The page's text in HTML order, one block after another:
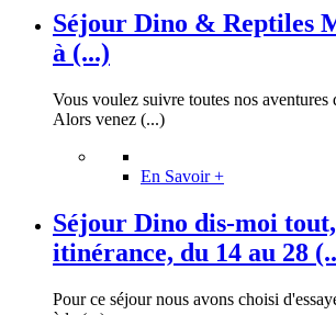
Séjour Dino & Reptiles
à (...)
Vous voulez suivre toutes nos aventures
Alors venez (...)
En Savoir +
Séjour Dino dis-moi
itinérance, du 14 au 28
Pour ce séjour nous avons choisi